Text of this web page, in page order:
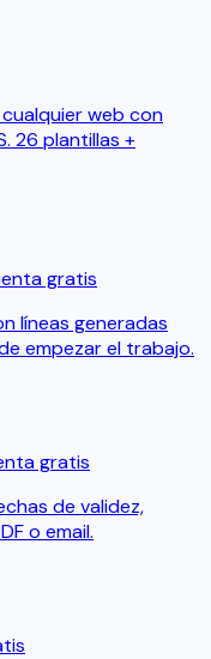
web con
26 plantillas +
gratis
líneas generadas
empezar el trabajo.
gratis
de validez,
o email.